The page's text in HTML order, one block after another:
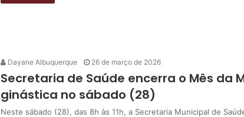
Dayane Albuquerque 26 de março de 2026
Secretaria de Saúde encerra o Mês da
ginástica no sábado (28)
Neste sábado (28), das 8h às 11h, a Secretaria Municipal de